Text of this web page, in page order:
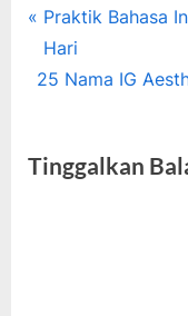
Tags:
belajar
inggris
inggris
Navigasi
pos
P
r
e
o
Praktik Bahasa
Hari
N
t
25 Nama IG
Tinggalkan